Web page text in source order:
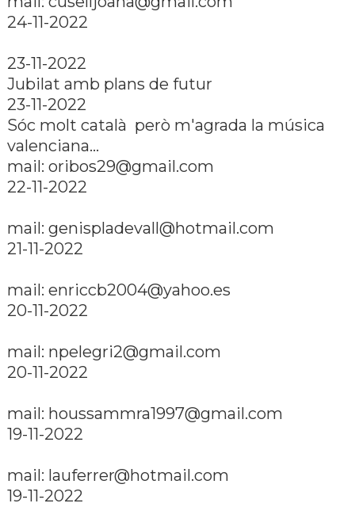
24-11-2022
23-11-2022
Jubilat amb plans de futur
23-11-2022
Sóc molt català però m'agrada la música
valenciana...
mail: oribos29@gmail.com
22-11-2022
mail: genispladevall@hotmail.com
21-11-2022
mail: enriccb2004@yahoo.es
20-11-2022
mail: npelegri2@gmail.com
20-11-2022
mail: houssammra1997@gmail.com
19-11-2022
mail: lauferrer@hotmail.com
19-11-2022